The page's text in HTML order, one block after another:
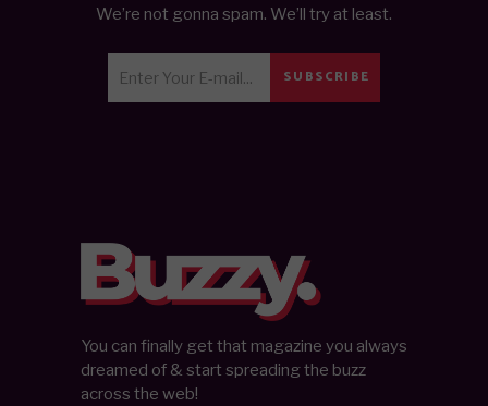
We’re not gonna spam. We’ll try at least.
SUBSCRIBE
You can finally get that magazine you always
dreamed of & start spreading the buzz
across the web!